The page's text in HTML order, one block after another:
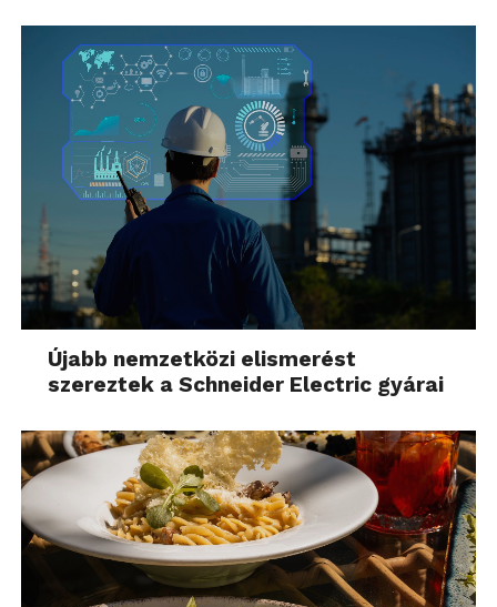
Újabb nemzetközi elismerést
szereztek a Schneider Electric gyárai